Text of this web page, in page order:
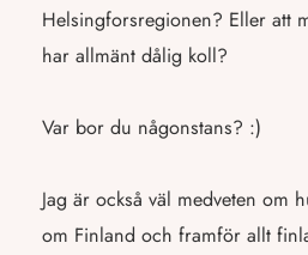
Helsingforsregionen? Eller att
har allmänt dålig koll?
Var bor du någonstans? :)
Jag är också väl medveten om
om Finland och framför allt